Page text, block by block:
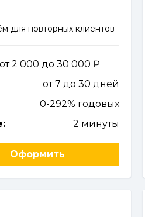
для повторных клиентов
от 2 000 до 30 000
от 7 до 30 дней
0-292% годовых
2 минуты
Оформить